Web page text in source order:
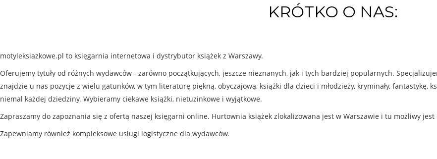
KRÓTKO O NAS:
motyleksiazkowe.pl to księgarnia internetowa i dystrybutor książek z Warszawy.
Oferujemy tytuły od różnych wydawców - zarówno początkujących, jeszcze nieznanych, jak i tych bardziej popularnych.
znajdzie u nas pozycje z wielu gatunków, w tym literaturę piękną, obyczajową, książki dla dzieci i młodzieży, kryminały,
niemal każdej dziedziny. Wybieramy ciekawe książki, nietuzinkowe i wyjątkowe.
Zapraszamy do zapoznania się z ofertą naszej księgarni online. Hurtownia książek zlokalizowana jest w Warszawie i tu możliwy
Zapewniamy również kompleksowe usługi logistyczne dla wydawców.